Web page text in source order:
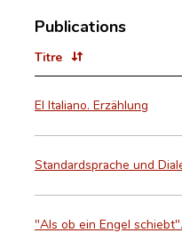
Publications
Titre
El Italiano. Erzählung
Standardsprache und
"Als ob ein Engel